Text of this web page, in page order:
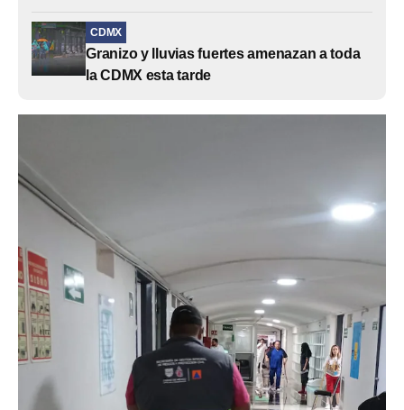
CDMX
Granizo y lluvias fuertes amenazan a toda
la CDMX esta tarde